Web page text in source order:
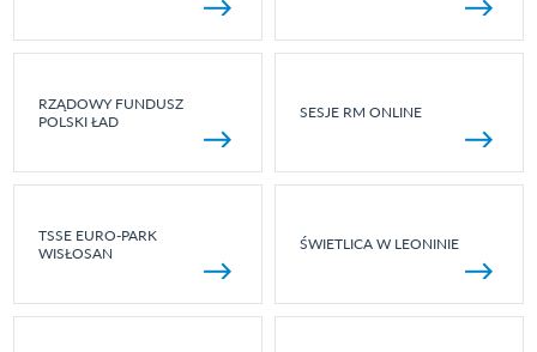
RZĄDOWY FUNDUSZ
POLSKI ŁAD
SESJE RM ONLINE
TSSE EURO-PARK
WISŁOSAN
ŚWIETLICA W LEONINIE